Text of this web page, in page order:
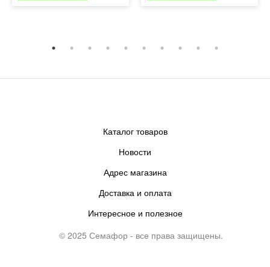
Каталог товаров
Новости
Адрес магазина
Доставка и оплата
Интересное и полезное
© 2025 Семафор - все права защищены.